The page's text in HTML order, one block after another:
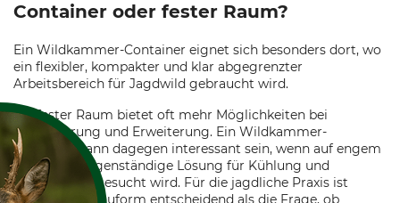
Container oder fester Raum?
Ein Wildkammer-Container eignet sich besonders dort, wo
ein flexibler, kompakter und klar abgegrenzter
Arbeitsbereich für Jagdwild gebraucht wird.
Ein fester Raum bietet oft mehr Möglichkeiten bei
Wegeführung und Erweiterung. Ein Wildkammer-
Container kann dagegen interessant sein, wenn auf engem
Raum eine eigenständige Lösung für Kühlung und
Bearbeitung gesucht wird. Für die jagdliche Praxis ist
weniger die Bauform entscheidend als die Frage, ob